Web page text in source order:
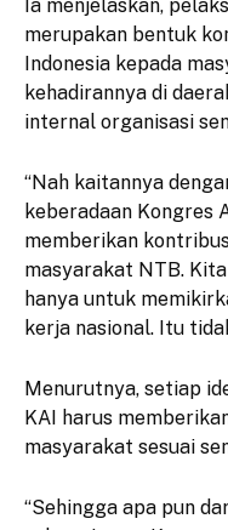
Ia menjelaskan,
merupakan bentuk
Indonesia kepada
kehadirannya di
internal organisasi
“Nah kaitannya
keberadaan Kongres
memberikan
masyarakat NTB.
hanya untuk
kerja nasional. Itu
Menurutnya, setiap
KAI harus
masyarakat sesuai
“Sehingga apa pun